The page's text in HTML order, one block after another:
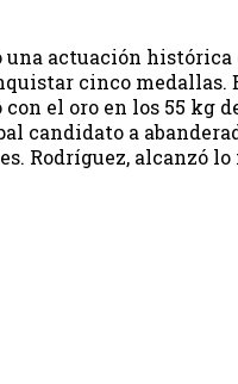
actuación histórica
cinco
el oro en los 55 kg
candidato a
Rodríguez, alcanzó